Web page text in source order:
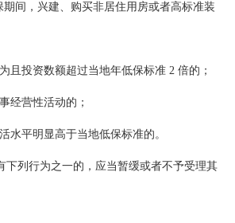
间，兴建、购买非居住用房或者高标准装
且投资数额超过当地年低保标准 2 倍的；
经营性活动的；
水平明显高于当地低保标准的。
下列行为之一的，应当暂缓或者不予受理其